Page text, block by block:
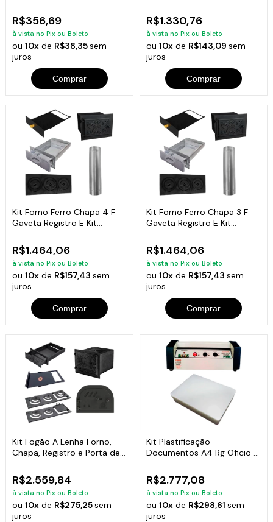
R$356,69
à vista no Pix ou Boleto
ou10x de R$38,35sem
juros
Comprar
R$1.330,76
à vista no Pix ou Boleto
ou 10xde R$143,09 sem
juros
Comprar
Kit Forno Ferro Chapa 4 F
Gaveta Registro E Kit
R$1.464,06
à vista no Pix ou Boleto
ou10x de R$157,43sem
juros
Comprar
Kit Forno Ferro Chapa 3 F
Gaveta Registro E Kit
R$1.464,06
à vista no Pix ou Boleto
ou 10xde R$157,43 sem
juros
Comprar
Kit Fogão A Lenha Forno,
Chapa, Registro e Porta de
R$2.559,84
à vista no Pix ou Boleto
ou10x de R$275,25sem
juros
Kit Plastificação
Documentos A4 Rg Oficio +
R$2.777,08
à vista no Pix ou Boleto
ou 10xde R$298,61 sem
juros